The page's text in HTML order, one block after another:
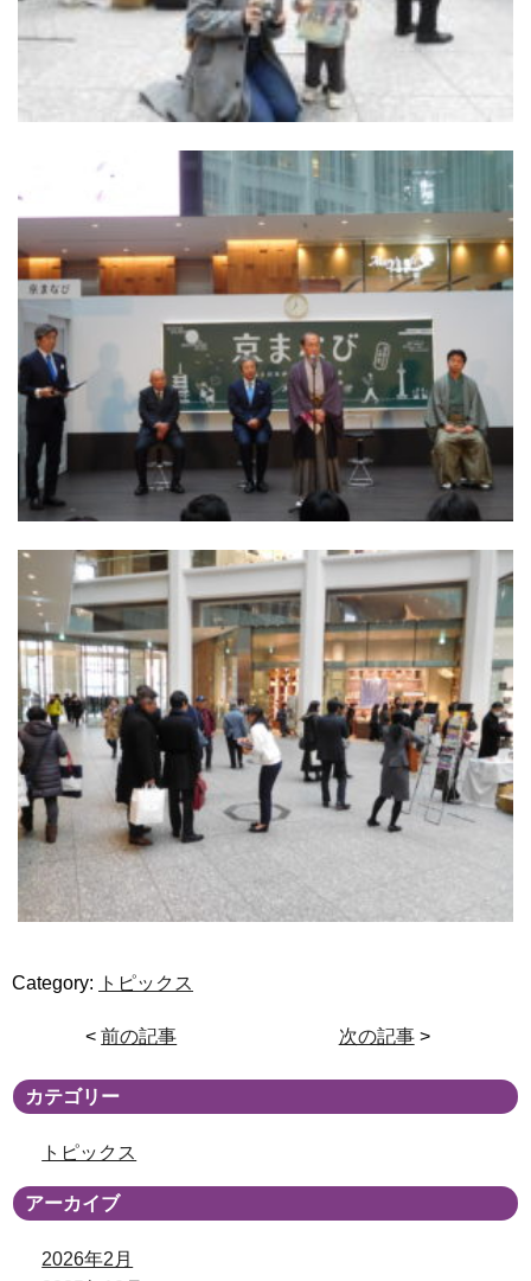
Category: トピックス
< 前の記事 次の記事 >
カテゴリー
トピックス
アーカイブ
2026年2月